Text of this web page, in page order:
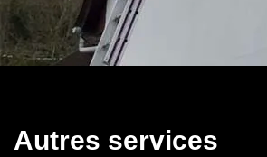
Autres services